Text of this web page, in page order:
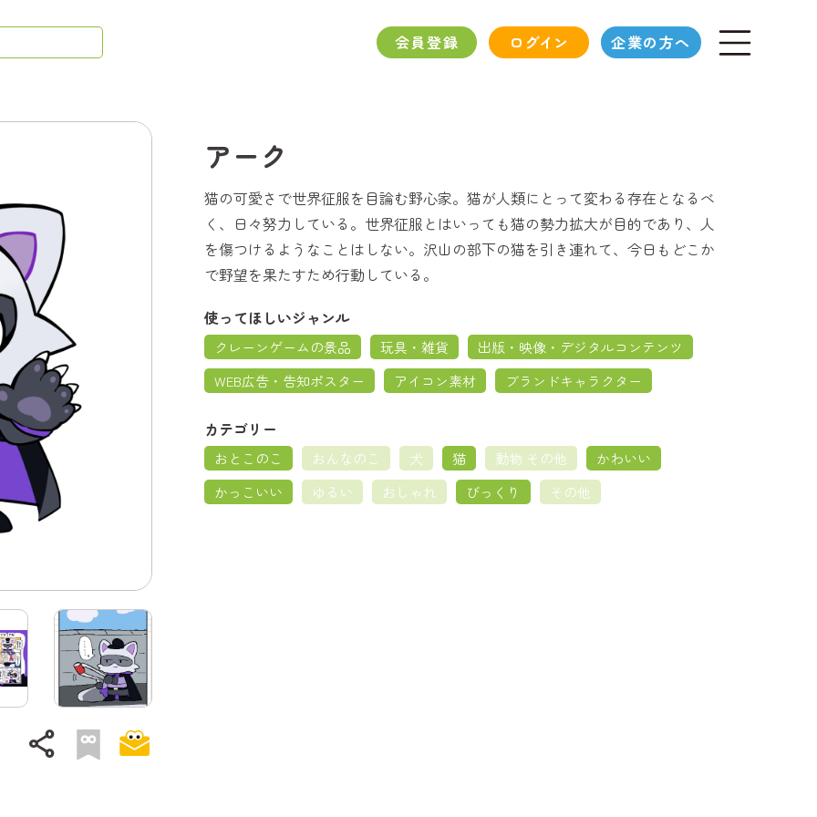
会員登録 ログイン 企業の方へ
share
アーク
猫の可愛さで世界征服を目論む野心家。猫が人類にとって変わる存在となるべ
く、日々努力している。世界征服とはいっても猫の勢力拡大が目的であり、人
を傷つけるようなことはしない。沢山の部下の猫を引き連れて、今日もどこか
で野望を果たすため行動している。
使ってほしいジャンル
クレーンゲームの景品 玩具・雑貨
出版・映像・デジタルコンテンツ
WEB広告・告知ポスター
アイコン素材 ブランドキャラクター
カテゴリー
おとこのこ おんなのこ 犬 猫 動物 その他
かわいい
かっこいい
ゆるい おしゃれ びっくり その他